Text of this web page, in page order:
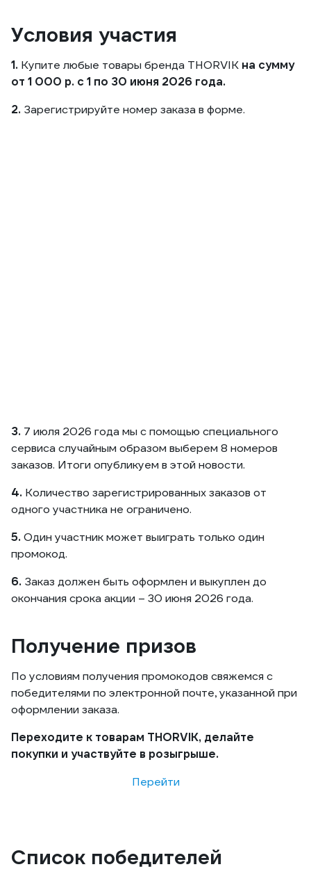
Условия участия
1. Купите любые товары бренда THORVIK на сумму
от 1 000 р. с 1 по 30 июня 2026 года.
2. Зарегистрируйте номер заказа в форме.
3. 7 июля 2026 года мы с помощью специального
сервиса случайным образом выберем 8 номеров
заказов. Итоги опубликуем в этой новости.
4. Количество зарегистрированных заказов от
одного участника не ограничено.
5. Один участник может выиграть только один
промокод.
6. Заказ должен быть оформлен и выкуплен до
окончания срока акции – 30 июня 2026 года.
Получение призов
По условиям получения промокодов свяжемся с
победителями по электронной почте, указанной при
оформлении заказа.
Переходите к товарам THORVIK, делайте
покупки и участвуйте в розыгрыше.
Перейти
Список победителей